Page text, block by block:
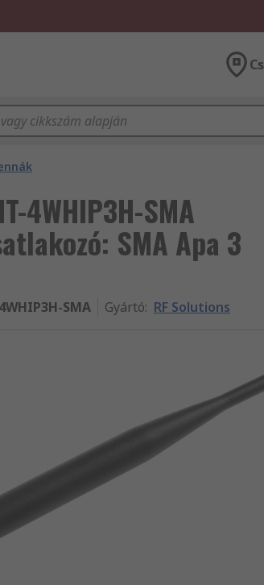
4WHIP3H-SMA
SMA Apa 3
SMA Gyártó: RF Solutions